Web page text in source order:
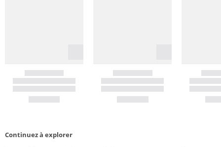
Continuez à explorer